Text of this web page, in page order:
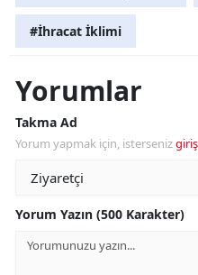
#İhracat İklimi
Yorumlar
Takma Ad
Yorum yapmak için, isterseniz
Yorum Yazın (500 Karakter)